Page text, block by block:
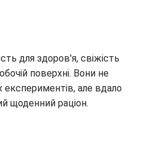
для здоров'я, свіжість
поверхні. Вони не
експериментів, але вдало
щоденний раціон.